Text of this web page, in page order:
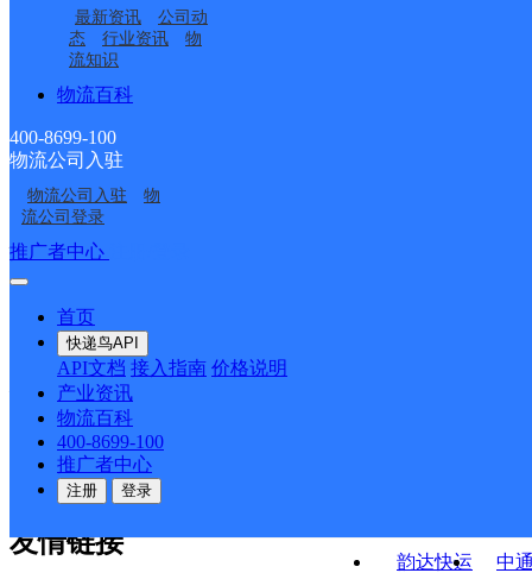
最新资讯
公司动
态
行业资讯
物
流知识
物流百科
400-8699-100
物流公司入驻
物流公司入驻
物
流公司登录
推广者中心
首页
快递鸟API
API文档 接入指南 价格说明
产业资讯
物流百科
400-8699-100
推广者中心
注册 登录
居楼分部
广东云浮公司城北便民
服务站分部
广东云浮公司云城区城
南分部
广东云浮公司云城区城
西分部
广东云浮公司腰古分部
广东云浮公司兴云分部
广东云浮公司河口便民
韵达快运
中
接口API
API接口 DEMO下载
关于我们
公司介绍 企业动态
合作伙伴 快递鸟接口服务协议
户隐私政策
友情链接